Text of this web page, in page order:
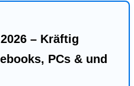
– Kräftig
PCs & und